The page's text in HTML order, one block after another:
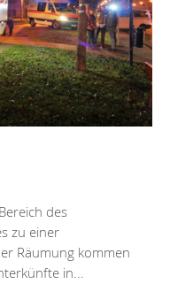
des
zu einer
Räumung kommen
in...